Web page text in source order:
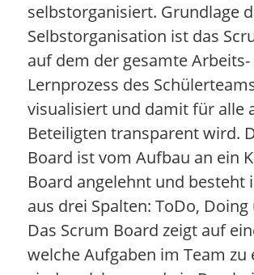
selbstorganisiert. Grundlage
Selbstorganisation ist das
auf dem der gesamte Arbeits-
Lernprozess des
visualisiert und damit für alle
Beteiligten transparent wird.
Board ist vom Aufbau an ein
Board angelehnt und besteht
aus drei Spalten: ToDo,
Das Scrum Board zeigt auf
welche Aufgaben im Team zu